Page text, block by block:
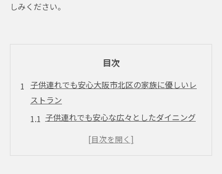
しみください。
目次
子供連れでも安心大阪市北区の家族に優しいレ
ストラン
子供連れでも安心な広々としたダイニング